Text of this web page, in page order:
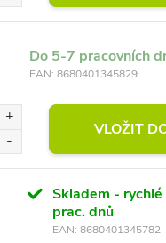
Do 5-7 pracovních
EAN: 8680401345829
VLOŽIT
Skladem -
prac. dnů
EAN: 8680401345782